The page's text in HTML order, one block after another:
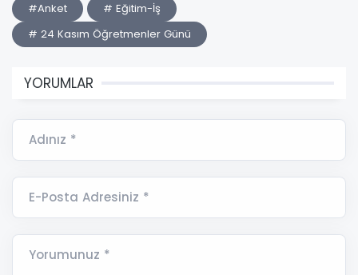
#Anket
# Eğitim-İş
# 24 Kasım Öğretmenler Günü
YORUMLAR
Adınız *
E-Posta Adresiniz *
Yorumunuz *